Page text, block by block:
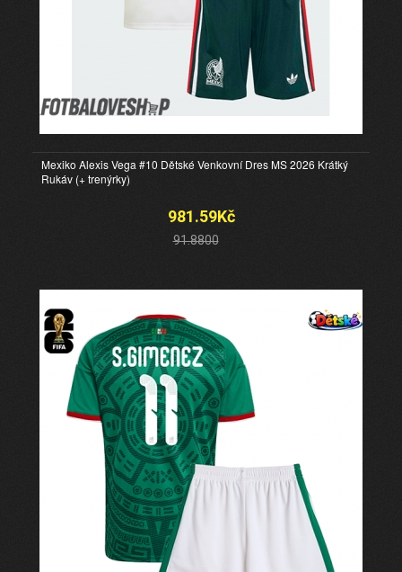
Mexiko Alexis Vega #10 Dětské Venkovní Dres MS 2026 Krátký
Rukáv (+ trenýrky)
981.59Kč
91.8800